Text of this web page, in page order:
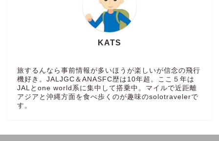
KATS
旅するんなら事前情報が多いほうが楽しいが信念の飛行
機好き。JALJGC＆ANASFC歴は10年超。ここ５年は
JALとone world系に集中して搭乗中。マイルで近距離
アジアと沖縄方面を食べ歩くのが趣味のsolotravelerで
す。